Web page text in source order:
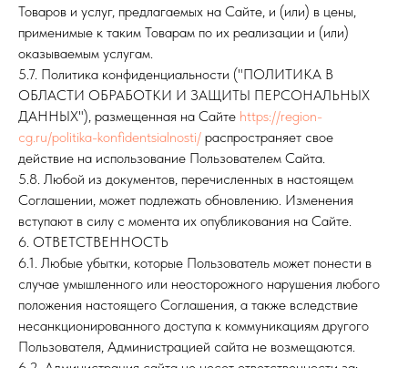
Товаров и услуг, предлагаемых на Сайте, и (или) в цены,
применимые к таким Товарам по их реализации и (или)
оказываемым услугам.
5.7. Политика конфиденциальности ("ПОЛИТИКА В
ОБЛАСТИ ОБРАБОТКИ И ЗАЩИТЫ ПЕРСОНАЛЬНЫХ
ДАННЫХ"), размещенная на Сайте https://region-
cg.ru/politika-konfidentsialnosti/ распространяет свое
действие на использование Пользователем Сайта.
5.8. Любой из документов, перечисленных в настоящем
Соглашении, может подлежать обновлению. Изменения
вступают в силу с момента их опубликования на Сайте.
6. ОТВЕТСТВЕННОСТЬ
6.1. Любые убытки, которые Пользователь может понести в
случае умышленного или неосторожного нарушения любого
положения настоящего Соглашения, а также вследствие
несанкционированного доступа к коммуникациям другого
Пользователя, Администрацией сайта не возмещаются.